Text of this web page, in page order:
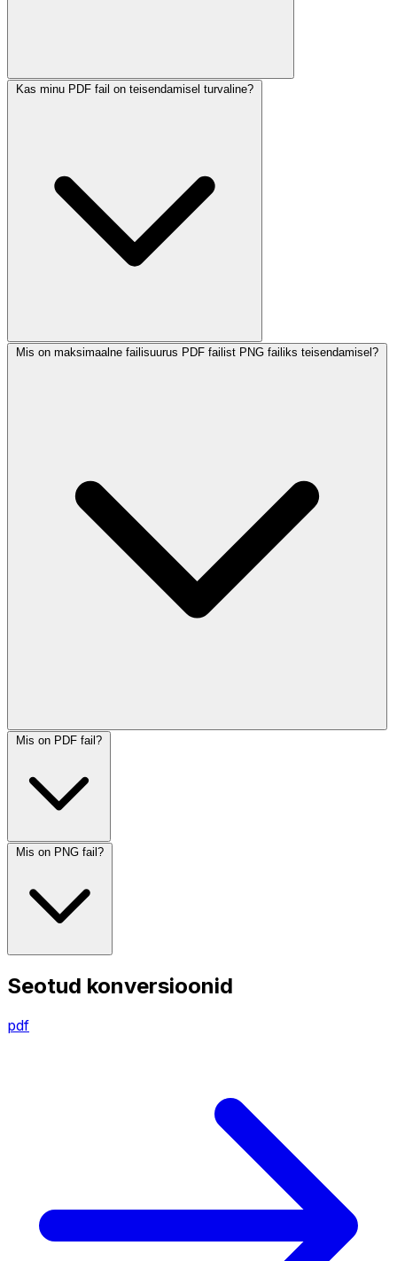
Kas minu PDF fail on teisendamisel turvaline?
Mis on maksimaalne failisuurus PDF failist PNG failiks teisendamisel?
Mis on PDF fail?
Mis on PNG fail?
Seotud konversioonid
pdf